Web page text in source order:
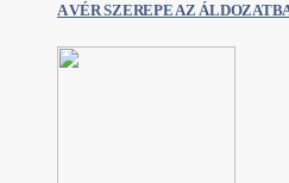
A VÉR SZEREPE AZ